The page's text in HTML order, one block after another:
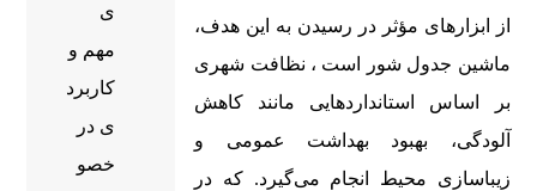
از ابزارهای مؤثر در رسیدن به این هدف،
ماشین جدول شور است ، نظافت شهری
بر اساس استانداردهایی مانند کاهش
آلودگی، بهبود بهداشت عمومی و
زیباسازی محیط انجام می‌گیرد. که در
ی
مهم و
کاربرد
ی در
خصو